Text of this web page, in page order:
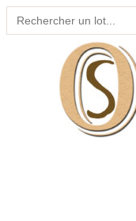
Search
for: